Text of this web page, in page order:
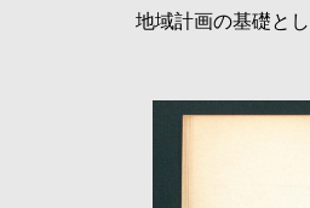
地域計画の基礎と